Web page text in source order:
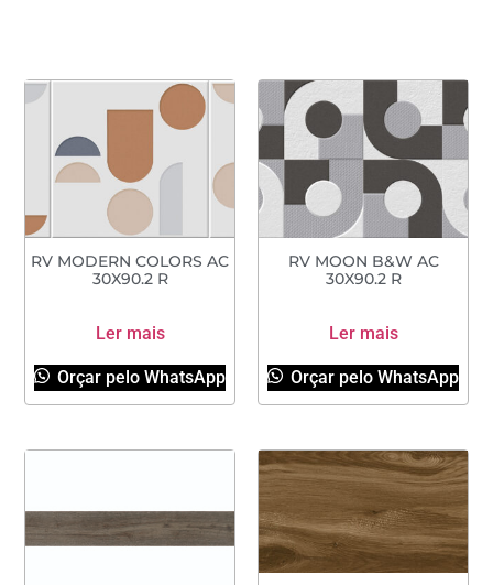
RV MODERN COLORS AC
30X90.2 R
Ler mais
Orçar pelo WhatsApp
RV MOON B&W AC
30X90.2 R
Ler mais
Orçar pelo WhatsApp